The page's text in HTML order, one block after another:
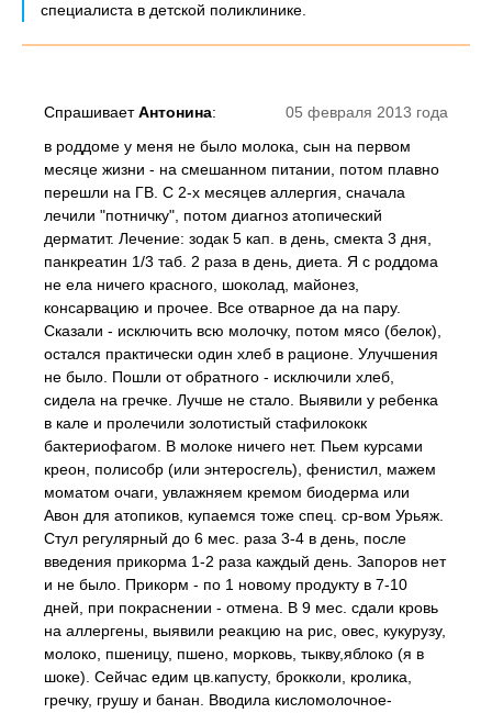
специалиста в детской поликлинике.
05 февраля 2013 года
СпрашиваетАнтонина:
в роддоме у меня не было молока, сын на первом
месяце жизни - на смешанном питании, потом плавно
перешли на ГВ. С 2-х месяцев аллергия, сначала
лечили "потничку", потом диагноз атопический
дерматит. Лечение: зодак 5 кап. в день, смекта 3 дня,
панкреатин 1/3 таб. 2 раза в день, диета. Я с роддома
не ела ничего красного, шоколад, майонез,
консарвацию и прочее. Все отварное да на пару.
Сказали - исключить всю молочку, потом мясо (белок),
остался практически один хлеб в рационе. Улучшения
не было. Пошли от обратного - исключили хлеб,
сидела на гречке. Лучше не стало. Выявили у ребенка
в кале и пролечили золотистый стафилококк
бактериофагом. В молоке ничего нет. Пьем курсами
креон, полисобр (или энтеросгель), фенистил, мажем
моматом очаги, увлажняем кремом биодерма или
Авон для атопиков, купаемся тоже спец. ср-вом Урьяж.
Стул регулярный до 6 мес. раза 3-4 в день, после
введения прикорма 1-2 раза каждый день. Запоров нет
и не было. Прикорм - по 1 новому продукту в 7-10
дней, при покраснении - отмена. В 9 мес. сдали кровь
на аллергены, выявили реакцию на рис, овес, кукурузу,
молоко, пшеницу, пшено, морковь, тыкву,яблоко (я в
шоке). Сейчас едим цв.капусту, брокколи, кролика,
гречку, грушу и банан. Вводила кисломолочное-